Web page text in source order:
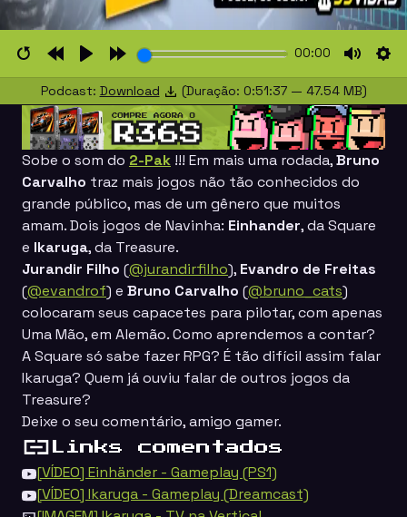
RestartRewind
10s
PlayForward
10s
00:00
Mute
Podcast: Download (Duração: 0:51:37 — 47.54 MB)
Sobe o som do 2-Pak !!! Em mais uma rodada,Bruno
Carvalho traz mais jogos não tão conhecidos do
grande público, mas de um gênero que muitos
amam. Dois jogos de Navinha: Einhander, da Square
e Ikaruga, da Treasure.
Jurandir Filho (@jurandirfilho), Evandro de Freitas
(@evandrof) e Bruno Carvalho (@bruno_cats)
colocaram seus capacetes para pilotar, com apenas
Uma Mão, em Alemão. Como aprendemos a contar?
A Square só sabe fazer RPG? É tão difícil assim falar
Ikaruga? Quem já ouviu falar de outros jogos da
Treasure?
Deixe o seu comentário, amigo gamer.
Links comentados
[VÍDEO] Einhänder - Gameplay (PS1)
[VÍDEO] Ikaruga - Gameplay (Dreamcast)